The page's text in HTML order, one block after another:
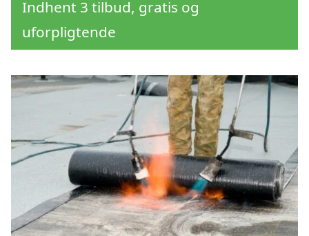
Indhent 3 tilbud, gratis og
uforpligtende